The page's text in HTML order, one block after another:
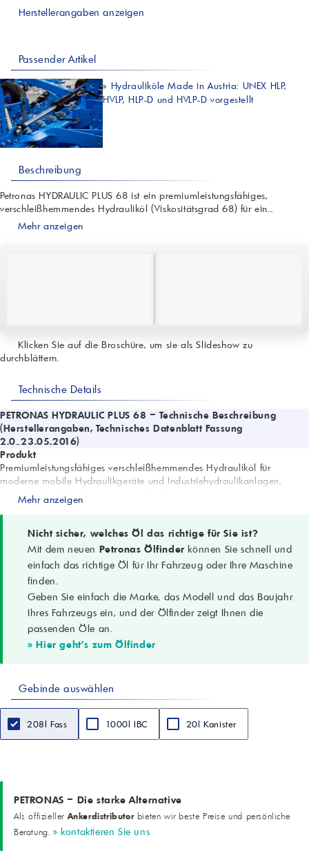
Herstellerangaben anzeigen
Passender Artikel
» Hydrauliköle Made in Austria: UNEX HLP,
HVLP, HLP-D und HVLP-D vorgestellt
Beschreibung
Petronas HYDRAULIC PLUS 68 ist ein premiumleistungsfähiges,
verschleißhemmendes Hydrauliköl (Viskositätsgrad 68) für ein...
Mehr anzeigen
Klicken Sie auf die Broschüre, um sie als Slideshow zu
durchblättern.
Technische Details
PETRONAS HYDRAULIC PLUS 68 – Technische Beschreibung
(Herstellerangaben, Technisches Datenblatt Fassung
2.0_23.05.2016)
Produkt
Premiumleistungsfähiges verschleißhemmendes Hydrauliköl für
moderne mobile Hydraulikgeräte und Industriehydraulikanlagen,
ausgelegt für Betrieb unter normalen bis extrem schwierigen
Bedingungen, einschließlich Hochgeschwindigkeits- und
Hochdrucksystemen. Formuliert mit ausgewählten Grundölen sowie
Anti-Verschleiß-, Anti-Oxidations-, Anti-Rost- und Anti-Schaum-Additiven
in Verbindung mit Reibungsverminderern.
Viskositätsgrad
Leistungsversprechen
Exzellenter Verschleißschutz unter härtesten Betriebsbedingungen und
mehr als 5 Mal längere Leistung*.
Leistungsklassen / Spezifikationen
Bosch Rexroth RDE 90235; DIN 51524 Teil II HLP (2006); Eaton 03-
401-2010; Eaton-Schmierstoffspezifikation E-FDGN-TB002-E; Fives
Cincinnati P-68/P-69/P-70; ISO 11158 HM (FDIS 2008); Parker
Anwendungsgebiete (Empfehlungen)
- Mobile Hydraulikgeräte und Industriehydraulikanlagen unter
normalen bis extrem schwierigen Bedingungen
- Moderne Hydrauliksysteme mit Hochgeschwindigkeits- und
Hochdruckpumpen, betrieben unter hohen Temperaturen
Beanspruchungen ausgesetzt sind
- Systeme mit Pumpen mit engen Toleranzen und Servoventilen,
- Hydrauliksysteme, in denen langlebige Schmiermittel gefordert
sind
Merkmale und Vorteile
Mehr anzeigen
Nicht sicher, welches Öl das richtige für Sie ist?
Mit dem neuen Petronas Ölfinder können Sie schnell und
einfach das richtige Öl für Ihr Fahrzeug oder Ihre Maschine
finden.
Geben Sie einfach die Marke, das Modell und das Baujahr
Ihres Fahrzeugs ein, und der Ölfinder zeigt Ihnen die
passenden Öle an.
» Hier geht's zum Ölfinder
Gebinde auswählen
208l Fass 1000l IBC 20l Kanister
PETRONAS – Die starke Alternative
Als offizieller Ankerdistributorbieten wir beste Preise und persönliche
Beratung. » kontaktieren Sie uns